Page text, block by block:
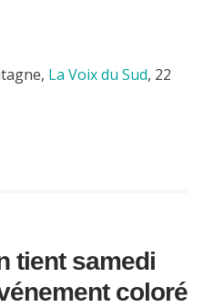
La Voix du Sud, 22
tient samedi
coloré